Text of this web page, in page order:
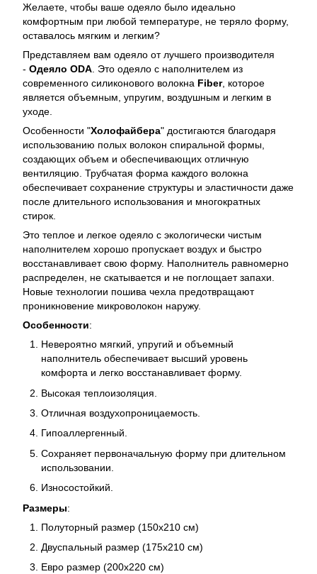
Желаете, чтобы ваше одеяло было идеально
комфортным при любой температуре, не теряло форму,
оставалось мягким и легким?
Представляем вам одеяло от лучшего производителя
- Одеяло ODA . Это одеяло с наполнителем из
современного силиконового волокна Fiber, которое
является объемным, упругим, воздушным и легким в
уходе.
Особенности "Холофайбера" достигаются благодаря
использованию полых волокон спиральной формы,
создающих объем и обеспечивающих отличную
вентиляцию. Трубчатая форма каждого волокна
обеспечивает сохранение структуры и эластичности даже
после длительного использования и многократных
стирок.
Это теплое и легкое одеяло с экологически чистым
наполнителем хорошо пропускает воздух и быстро
восстанавливает свою форму. Наполнитель равномерно
распределен, не скатывается и не поглощает запахи.
Новые технологии пошива чехла предотвращают
проникновение микроволокон наружу.
Особенности:
Невероятно мягкий, упругий и объемный
наполнитель обеспечивает высший уровень
комфорта и легко восстанавливает форму.
Высокая теплоизоляция.
Отличная воздухопроницаемость.
Гипоаллергенный.
Сохраняет первоначальную форму при длительном
использовании.
Износостойкий.
Размеры:
Полуторный размер (150х210 см)
Двуспальный размер (175х210 см)
Евро размер (200х220 см)